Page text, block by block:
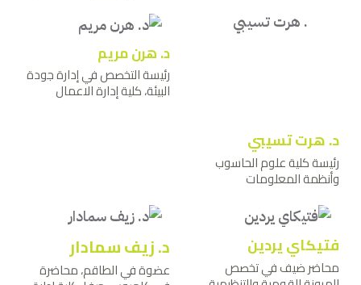
د. هرت تسيبي
رئيسة كلية علوم الحاسوب
وأنظمة المعلومات
د. هرن مريم
رئيسة التخصص في إدارة جودة
البيئة، كلية إدارة الاعمال
فتيكاي يردين
محاضر ضيف في تخصص
د. زيف سمادار
عضوة في الطاقم، محاضرة